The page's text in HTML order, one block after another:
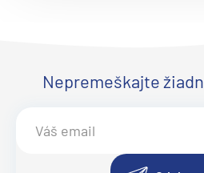
MS Paul Gauguin
Nepremeškajte